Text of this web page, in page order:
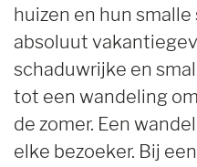
huizen en hun
absoluut
schaduwrijke en
tot een wandeling
de zomer. Een
elke bezoeker. Bij